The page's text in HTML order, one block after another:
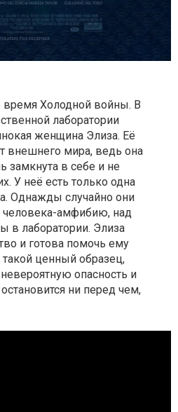
Холодной войны. В
лаборатории
женщина Элиза. Её
внешнего мира, ведь она
замкнута в себе и не
У неё есть только одна
Однажды случайно они
человека-амфибию, над
в лаборатории. Элиза
и готова помочь ему
ценный образец,
опасность и
ни перед чем,